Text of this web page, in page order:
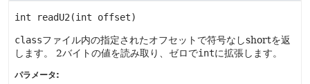
int readU2 (int offset)
classファイル内の指定されたオフセットで符号なしshortを返
します。
2バイトの値を読み取り、ゼロでintに拡張します。
パラメータ: